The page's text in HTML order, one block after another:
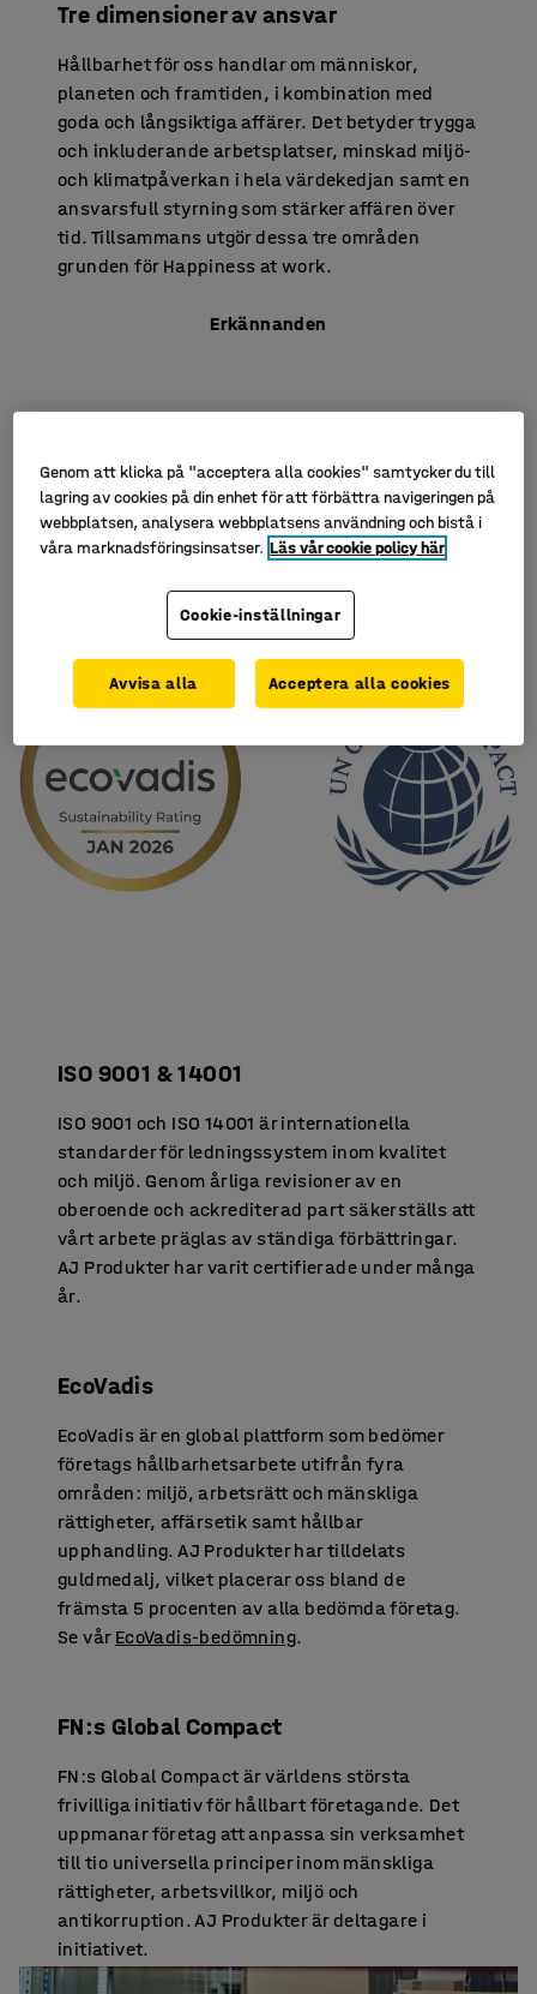
Tre dimensioner av ansvar
Hållbarhet för oss handlar om människor,
planeten och framtiden, i kombination med
goda och långsiktiga affärer. Det betyder trygga
och inkluderande arbetsplatser, minskad miljö-
och klimatpåverkan i hela värdekedjan samt en
ansvarsfull styrning som stärker affären över
tid. Tillsammans utgör dessa tre områden
grunden för Happiness at work.
Erkännanden
ISO 9001 & 14001
ISO 9001 och ISO 14001 är internationella
standarder för ledningssystem inom kvalitet
och miljö. Genom årliga revisioner av en
oberoende och ackrediterad part säkerställs att
vårt arbete präglas av ständiga förbättringar.
AJ Produkter har varit certifierade under många
år.
EcoVadis
EcoVadis är en global plattform som bedömer
företags hållbarhetsarbete utifrån fyra
områden: miljö, arbetsrätt och mänskliga
rättigheter, affärsetik samt hållbar
upphandling. AJ Produkter har tilldelats
guldmedalj, vilket placerar oss bland de
främsta 5 procenten av alla bedömda företag.
Se vår EcoVadis-bedömning.
FN:s Global Compact
FN:s Global Compact är världens största
frivilliga initiativ för hållbart företagande. Det
uppmanar företag att anpassa sin verksamhet
till tio universella principer inom mänskliga
rättigheter, arbetsvillkor, miljö och
antikorruption. AJ Produkter är deltagare i
initiativet.
Genom att klicka på "acceptera alla cookies" samtycker du till
lagring av cookies på din enhet för att förbättra navigeringen på
webbplatsen, analysera webbplatsens användning och bistå i
våra marknadsföringsinsatser. Läs vår cookie policy här
Cookie-inställningar
Avvisa alla Acceptera alla cookies